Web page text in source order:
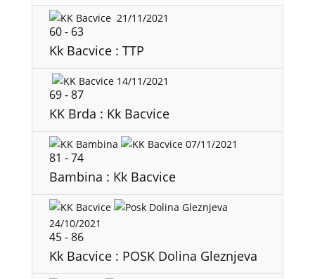
21/11/2021
60- 63
Kk Bacvice : TTP
14/11/2021
69-87
KK Brda : Kk Bacvice
07/11/2021
81 -74
Bambina : Kk Bacvice
24/10/2021
45-86
Kk Bacvice : POSK Dolina Gleznjeva